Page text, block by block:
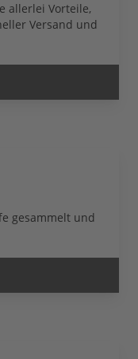
allerlei Vorteile,
Versand und
gesammelt und